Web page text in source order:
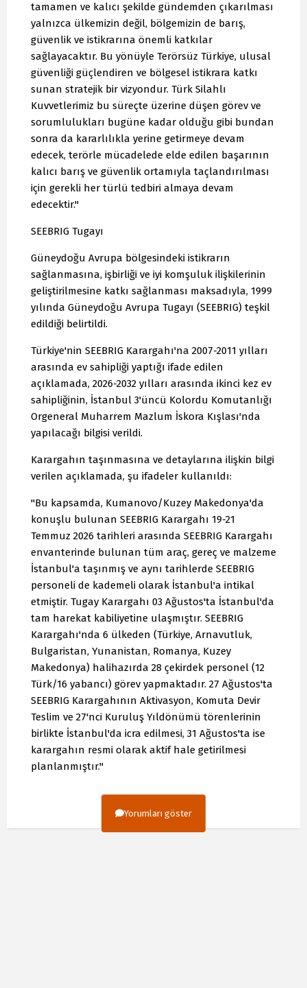
tamamen ve kalıcı şekilde gündemden çıkarılması
yalnızca ülkemizin değil, bölgemizin de barış,
güvenlik ve istikrarına önemli katkılar
sağlayacaktır. Bu yönüyle Terörsüz Türkiye, ulusal
güvenliği güçlendiren ve bölgesel istikrara katkı
sunan stratejik bir vizyondur. Türk Silahlı
Kuvvetlerimiz bu süreçte üzerine düşen görev ve
sorumlulukları bugüne kadar olduğu gibi bundan
sonra da kararlılıkla yerine getirmeye devam
edecek, terörle mücadelede elde edilen başarının
kalıcı barış ve güvenlik ortamıyla taçlandırılması
için gerekli her türlü tedbiri almaya devam
edecektir."
SEEBRIG Tugayı
Güneydoğu Avrupa bölgesindeki istikrarın
sağlanmasına, işbirliği ve iyi komşuluk ilişkilerinin
geliştirilmesine katkı sağlanması maksadıyla, 1999
yılında Güneydoğu Avrupa Tugayı (SEEBRIG) teşkil
edildiği belirtildi.
Türkiye'nin SEEBRIG Karargahı'na 2007-2011 yılları
arasında ev sahipliği yaptığı ifade edilen
açıklamada, 2026-2032 yılları arasında ikinci kez ev
sahipliğinin, İstanbul 3'üncü Kolordu Komutanlığı
Orgeneral Muharrem Mazlum İskora Kışlası'nda
yapılacağı bilgisi verildi.
Karargahın taşınmasına ve detaylarına ilişkin bilgi
verilen açıklamada, şu ifadeler kullanıldı:
"Bu kapsamda, Kumanovo/Kuzey Makedonya'da
konuşlu bulunan SEEBRIG Karargahı 19-21
Temmuz 2026 tarihleri arasında SEEBRIG Karargahı
envanterinde bulunan tüm araç, gereç ve malzeme
İstanbul'a taşınmış ve aynı tarihlerde SEEBRIG
personeli de kademeli olarak İstanbul'a intikal
etmiştir. Tugay Karargahı 03 Ağustos'ta İstanbul'da
tam harekat kabiliyetine ulaşmıştır. SEEBRIG
Karargahı'nda 6 ülkeden (Türkiye, Arnavutluk,
Bulgaristan, Yunanistan, Romanya, Kuzey
Makedonya) halihazırda 28 çekirdek personel (12
Türk/16 yabancı) görev yapmaktadır. 27 Ağustos'ta
SEEBRIG Karargahının Aktivasyon, Komuta Devir
Teslim ve 27'nci Kuruluş Yıldönümü törenlerinin
birlikte İstanbul'da icra edilmesi, 31 Ağustos'ta ise
karargahın resmi olarak aktif hale getirilmesi
planlanmıştır."
Yorumları göster